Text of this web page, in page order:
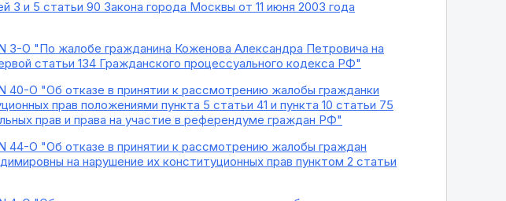
и 5 статьи 90 Закона города Москвы от 11 июня 2003 года
3-О "По жалобе гражданина Коженова Александра Петровича на
статьи 134 Гражданского процессуального кодекса РФ"
40-О "Об отказе в принятии к рассмотрению жалобы гражданки
прав положениями пункта 5 статьи 41 и пункта 10 статьи 75
прав и права на участие в референдуме граждан РФ"
44-О "Об отказе в принятии к рассмотрению жалобы граждан
на нарушение их конституционных прав пунктом 2 статьи